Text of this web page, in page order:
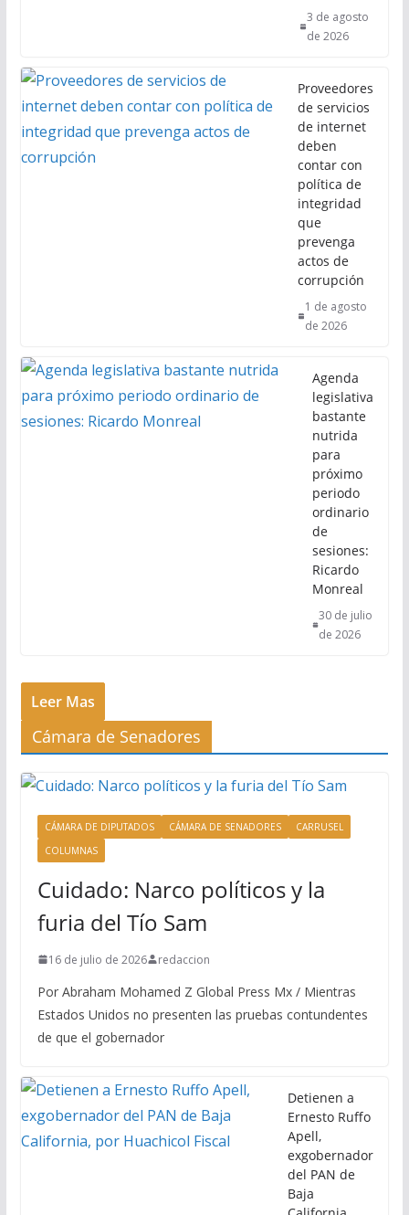
3 de agosto
de 2026
Proveedores
de servicios
de internet
deben
contar con
política de
integridad
que
prevenga
actos de
corrupción
1 de agosto
de 2026
Agenda
legislativa
bastante
nutrida
para
próximo
periodo
ordinario
de
sesiones:
Ricardo
Monreal
30 de julio
de 2026
Leer Mas
Cámara de Senadores
CÁMARA DE DIPUTADOS CÁMARA DE SENADORES
CARRUSEL
COLUMNAS
Cuidado: Narco políticos y la
furia del Tío Sam
16 de julio de 2026 redaccion
Por Abraham Mohamed Z Global Press Mx / Mientras
Estados Unidos no presenten las pruebas contundentes
de que el gobernador
Detienen a
Ernesto Ruffo
Apell,
exgobernador
del PAN de
Baja